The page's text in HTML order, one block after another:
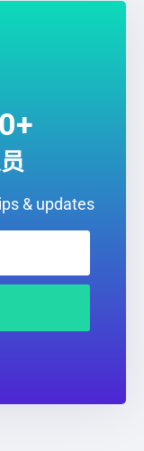
& updates